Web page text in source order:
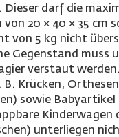
Dieser darf die
von 20 × 40 × 35 cm
von 5 kg nicht
Gegenstand muss
verstaut werden.
Krücken,
sowie Babyartikel
Kinderwagen
unterliegen